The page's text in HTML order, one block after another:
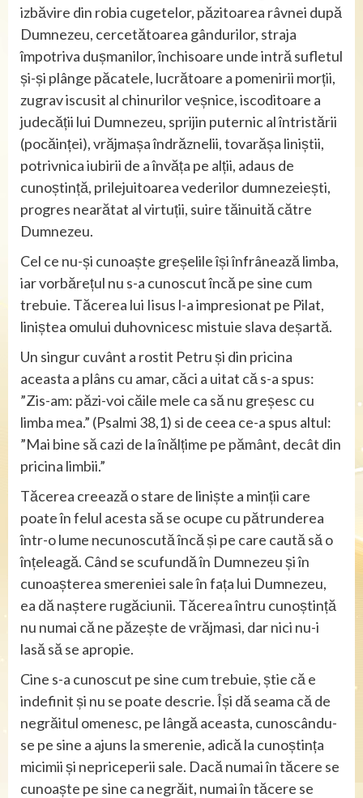
izbăvire din robia cugetelor, păzitoarea râvnei după
Dumnezeu, cercetătoarea gândurilor, straja
împotriva dușmanilor, închisoare unde intră sufletul
și-și plânge păcatele, lucrătoare a pomenirii morții,
zugrav iscusit al chinurilor veșnice, iscoditoare a
judecății lui Dumnezeu, sprijin puternic al întristării
(pocăinței), vrăjmașa îndrăznelii, tovarășa liniștii,
potrivnica iubirii de a învăța pe alții, adaus de
cunoștință, prilejuitoarea vederilor dumnezeiești,
progres nearătat al virtuții, suire tăinuită către
Dumnezeu.
Cel ce nu-și cunoaște greșelile își înfrânează limba,
iar vorbărețul nu s-a cunoscut încă pe sine cum
trebuie. Tăcerea lui Iisus l-a impresionat pe Pilat,
liniștea omului duhovnicesc mistuie slava deșartă.
Un singur cuvânt a rostit Petru și din pricina
aceasta a plâns cu amar, căci a uitat că s-a spus:
”Zis-am: păzi-voi căile mele ca să nu greșesc cu
limba mea.” (Psalmi 38,1) si de ceea ce-a spus altul:
”Mai bine să cazi de la înălțime pe pământ, decât din
pricina limbii.”
Tăcerea creează o stare de liniște a minții care
poate în felul acesta să se ocupe cu pătrunderea
într-o lume necunoscută încă și pe care caută să o
înțeleagă. Când se scufundă în Dumnezeu și în
cunoașterea smereniei sale în fața lui Dumnezeu,
ea dă naștere rugăciunii. Tăcerea întru cunoștință
nu numai că ne păzește de vrăjmasi, dar nici nu-i
lasă să se apropie.
Cine s-a cunoscut pe sine cum trebuie, știe că e
indefinit și nu se poate descrie. Își dă seama că de
negrăitul omenesc, pe lângă aceasta, cunoscându-
se pe sine a ajuns la smerenie, adică la cunoștința
micimii și nepriceperii sale. Dacă numai în tăcere se
cunoaște pe sine ca negrăit, numai în tăcere se